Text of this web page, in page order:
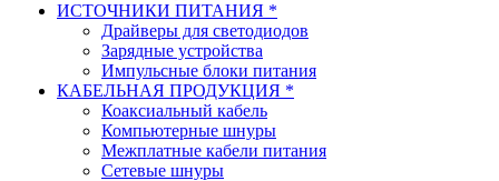
ИСТОЧНИКИ ПИТАНИЯ *
Драйверы для светодиодов
Зарядные устройства
Импульсные блоки питания
КАБЕЛЬНАЯ ПРОДУКЦИЯ *
Коаксиальный кабель
Компьютерные шнуры
Межплатные кабели питания
Сетевые шнуры